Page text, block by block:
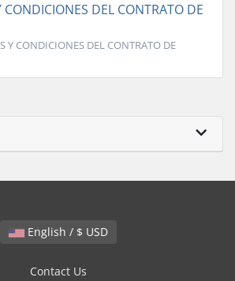
CONDICIONES DEL CONTRATO DE
Y CONDICIONES DEL CONTRATO DE
English / $ USD
Contact Us